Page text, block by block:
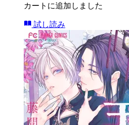
カートに追加しました
試し読み